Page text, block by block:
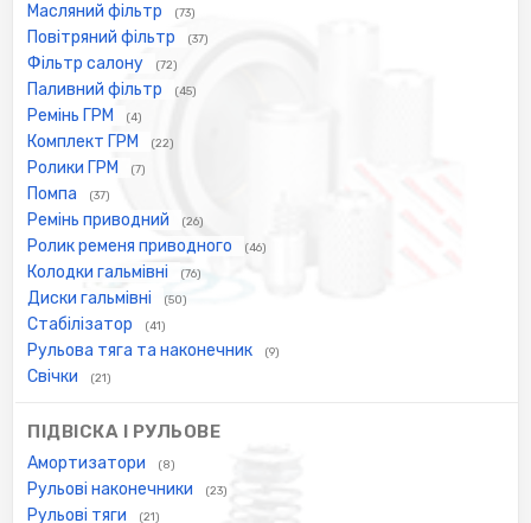
Масляний фільтр (73)
Повітряний фільтр (37)
Фільтр салону (72)
Паливний фільтр (45)
Ремінь ГРМ (4)
Комплект ГРМ (22)
Ролики ГРМ (7)
Помпа (37)
Ремінь приводний (26)
Ролик ременя приводного (46)
Колодки гальмівні (76)
Диски гальмівні (50)
Стабілізатор (41)
Рульова тяга та наконечник (9)
Свічки (21)
ПІДВІСКА І РУЛЬОВЕ
Амортизатори (8)
Рульові наконечники (23)
Рульові тяги (21)